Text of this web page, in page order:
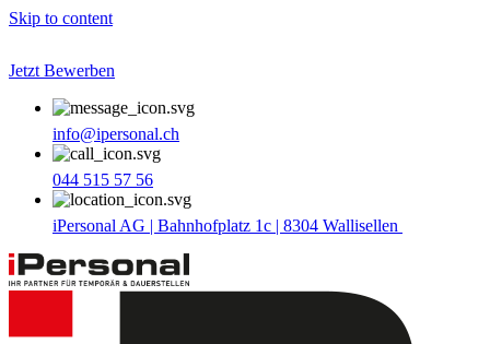
Skip to content
Jetzt Bewerben
info@ipersonal.ch
044 515 57 56
iPersonal AG | Bahnhofplatz 1c | 8304 Wallisellen